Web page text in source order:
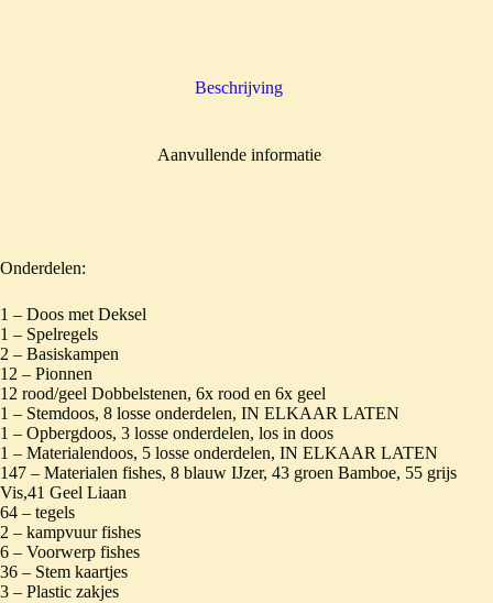
Beschrijving
Aanvullende informatie
Onderdelen:
1 – Doos met Deksel
1 – Spelregels
2 – Basiskampen
12 – Pionnen
12 rood/geel Dobbelstenen, 6x rood en 6x geel
1 – Stemdoos, 8 losse onderdelen, IN ELKAAR LATEN
1 – Opbergdoos, 3 losse onderdelen, los in doos
1 – Materialendoos, 5 losse onderdelen, IN ELKAAR LATEN
147 – Materialen fishes, 8 blauw IJzer, 43 groen Bamboe, 55 grijs
Vis,41 Geel Liaan
64 – tegels
2 – kampvuur fishes
6 – Voorwerp fishes
36 – Stem kaartjes
3 – Plastic zakjes